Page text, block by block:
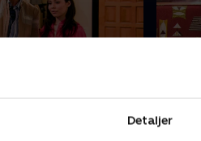
Detaljer
fra skolen. Han er
ud. Carly inviterer
Carly